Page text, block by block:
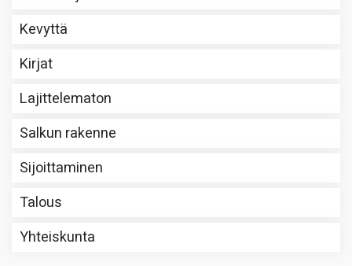
Kevyttä
Kirjat
Lajittelematon
Salkun rakenne
Sijoittaminen
Talous
Yhteiskunta